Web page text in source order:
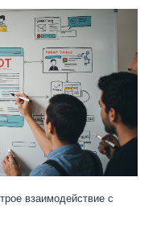
взаимодействие с